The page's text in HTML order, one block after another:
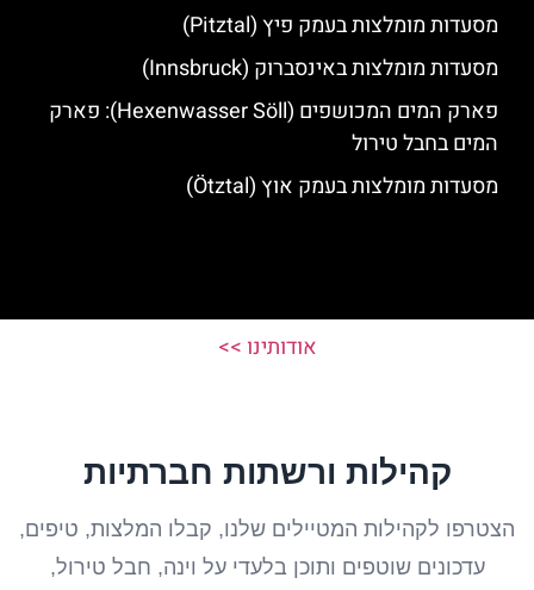
מסעדות מומלצות בעמק פיץ (Pitztal)
מסעדות מומלצות באינסברוק (Innsbruck)
פארק המים המכושפים (Hexenwasser Söll): פארק
המים בחבל טירול
מסעדות מומלצות בעמק אוץ (Ötztal)
אודותינו >>
קהילות ורשתות חברתיות
הצטרפו לקהילות המטיילים שלנו, קבלו המלצות, טיפים,
עדכונים שוטפים ותוכן בלעדי על וינה, חבל טירול,